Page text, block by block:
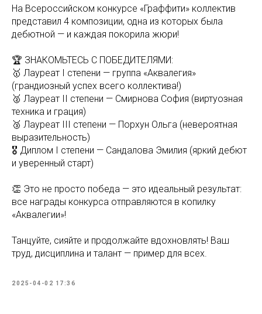
На Всероссийском конкурсе «Граффити» коллектив
представил 4 композиции, одна из которых была
дебютной — и каждая покорила жюри!
🏆 ЗНАКОМЬТЕСЬ С ПОБЕДИТЕЛЯМИ:
🥇 Лауреат I степени — группа «Аквалегия»
(грандиозный успех всего коллектива!)
🥈 Лауреат II степени — Смирнова София (виртуозная
техника и грация)
🥉 Лауреат III степени — Порхун Ольга (невероятная
выразительность)
🎖 Диплом I степени — Сандалова Эмилия (яркий дебют
и уверенный старт)
👏 Это не просто победа — это идеальный результат:
все награды конкурса отправляются в копилку
«Аквалегии»!
Танцуйте, сияйте и продолжайте вдохновлять! Ваш
труд, дисциплина и талант — пример для всех.
2025-04-02 17:36